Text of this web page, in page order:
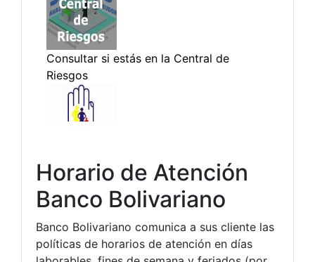
Horario de Atención
Banco Bolivariano
Banco Bolivariano comunica a sus cliente las
políticas de horarios de atención en días